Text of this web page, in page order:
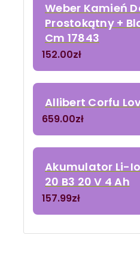
Weber Kamień
Prostokątny +
Cm 17843
152.00zł
Allibert Corfu
659.00zł
Akumulator Li-
20 B3 20 V 4 Ah
157.99zł